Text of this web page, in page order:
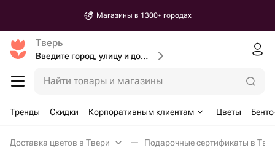
Магазины в 1300+ городах
Тверь
Введите город, улицу и дом доставки
Найти товары и магазины
Тренды Скидки Корпоративным клиентам Цветы
Доставка цветов в Твери Подарочные сертификаты в